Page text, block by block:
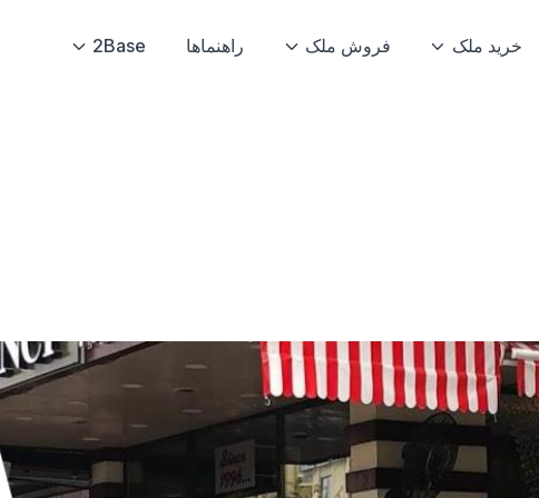
خرید ملک فروش ملک راهنماها 2Base